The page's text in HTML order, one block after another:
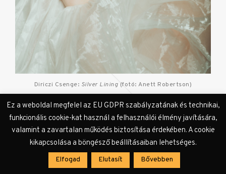
Diriczi Csenge: Silver Lining (fotó: Anett Robertson)
KULTer.hu: Tehát saját márka várható a jövőben?
Épülőben! Még kezdetlegesnek mondanám, de
számomra van annak valami szépsége, hogy a slow
Ez a weboldal megfelel az EU GDPR szabályzatának és technikai,
funkcionális cookie-kat használ a felhasználói élmény javítására,
valamint a zavartalan működés biztosítása érdekében. A cookie
kikapcsolása a böngésző beállításaiban lehetséges.
Elfogad Elutasít Bővebben